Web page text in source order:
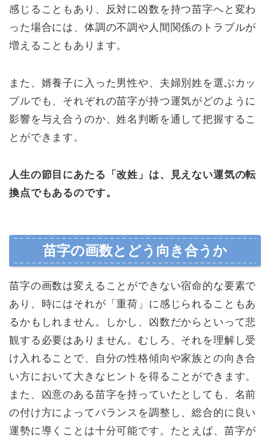
感じることもあり、反対に凶数を持つ苗字へと変わ
った場合には、体調の不調や人間関係のトラブルが
増えることもあります。
また、婿養子に入った男性や、夫婦別姓を選ぶカッ
プルでも、それぞれの苗字が持つ運気がどのように
影響を与え合うのか、姓名判断を通して把握するこ
とができます。
人生の節目にあたる「改姓」は、見えない運気の転
換点でもあるのです。
苗字の画数とどう向き合うか
苗字の画数は変えることができない宿命的な要素で
あり、時にはそれが「重荷」に感じられることもあ
るかもしれません。しかし、凶数だからといって悲
観する必要はありません。むしろ、それを理解し受
け入れることで、自分の性格傾向や家族との向き合
い方において大きなヒントを得ることができます。
また、凶意のある苗字を持っていたとしても、名前
の付け方によってバランスを調整し、総合的に良い
運勢に導くことは十分可能です。たとえば、苗字が